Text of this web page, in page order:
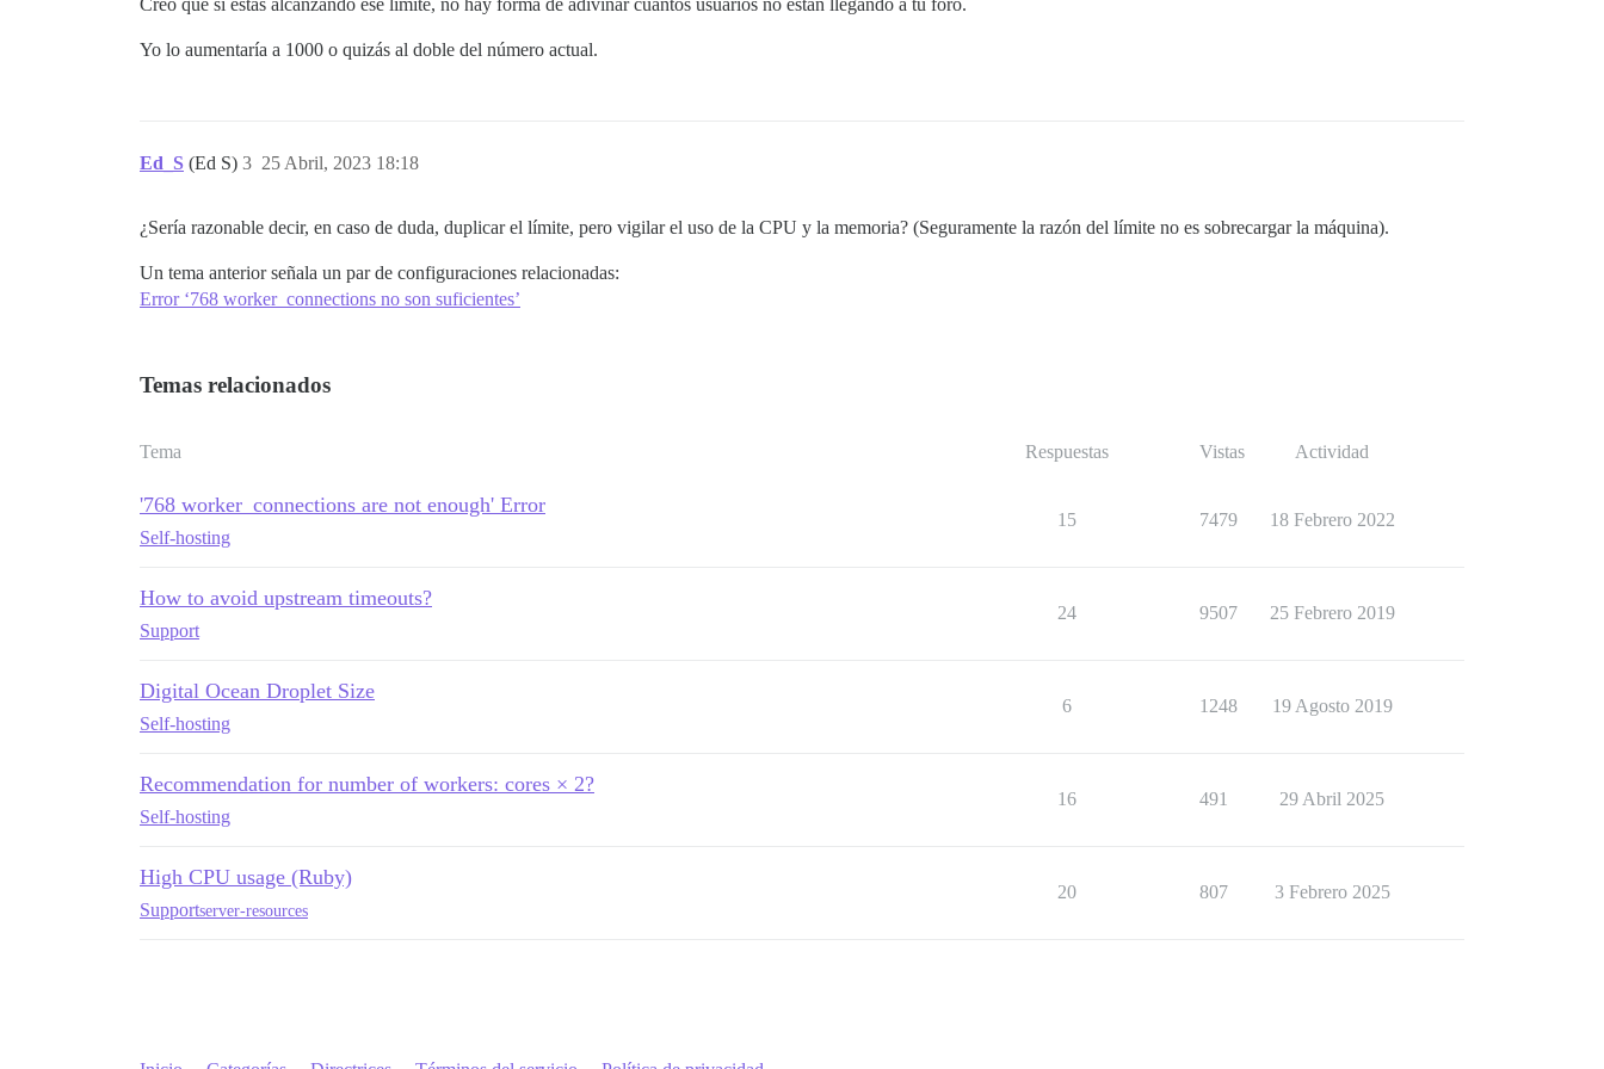
Creo que si estás alcanzando ese límite, no hay forma de adivinar cuántos usuarios no están llegando a tu foro.
Yo lo aumentaría a 1000 o quizás al doble del número actual.
Ed_S (Ed S) 25 Abril, 2023 18:18
3
¿Sería razonable decir, en caso de duda, duplicar el límite, pero vigilar el uso de la CPU y la memoria? (Seguramente la razón del límite no es sobrecargar la máquina).
Un tema anterior señala un par de configuraciones relacionadas:
Error ‘768 worker_connections no son suficientes’
Temas relacionados
Tema Respuestas Vistas Actividad
'768 worker_connections are not enough' Error
Self-hosting
15 7479 18 Febrero 2022
How to avoid upstream timeouts?
Support
24 9507 25 Febrero 2019
Digital Ocean Droplet Size
Self-hosting
6 1248 19 Agosto 2019
Recommendation for number of workers: cores × 2?
Self-hosting
16 491 29 Abril 2025
High CPU usage (Ruby)
Supportserver-resources
20 807 3 Febrero 2025